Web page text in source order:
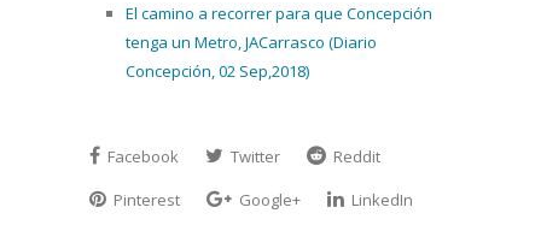
El camino a recorrer para que Concepción
tenga un Metro, JACarrasco (Diario
Concepción, 02 Sep,2018)
Facebook Twitter
Reddit
Pinterest
Google+
LinkedIn